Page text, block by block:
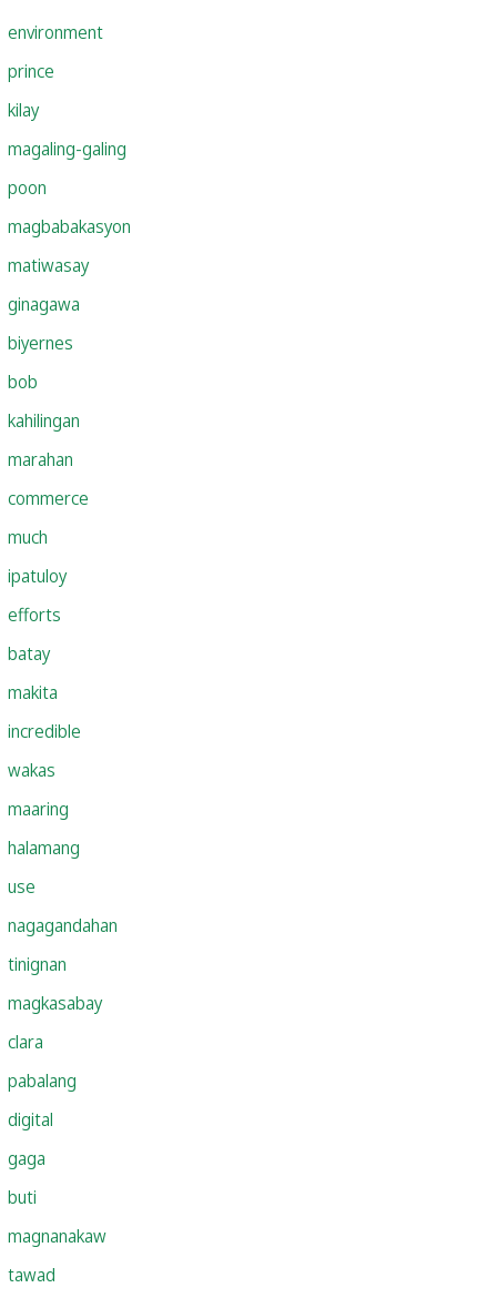
environment
prince
kilay
magaling-galing
poon
magbabakasyon
matiwasay
ginagawa
biyernes
bob
kahilingan
marahan
commerce
much
ipatuloy
efforts
batay
makita
incredible
wakas
maaring
halamang
use
nagagandahan
tinignan
magkasabay
clara
pabalang
digital
gaga
buti
magnanakaw
tawad